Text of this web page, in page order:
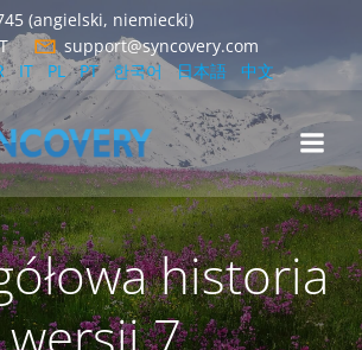
Skip
content
(angielski, niemiecki)
support@syncovery.com
IT PL PT 한국어 日本語 中文
historia
wersji 7